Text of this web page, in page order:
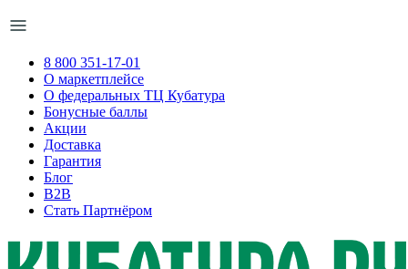
8 800 351-17-01
О маркетплейсе
О федеральных ТЦ Кубатура
Бонусные баллы
Акции
Доставка
Гарантия
Блог
B2B
Стать Партнёром